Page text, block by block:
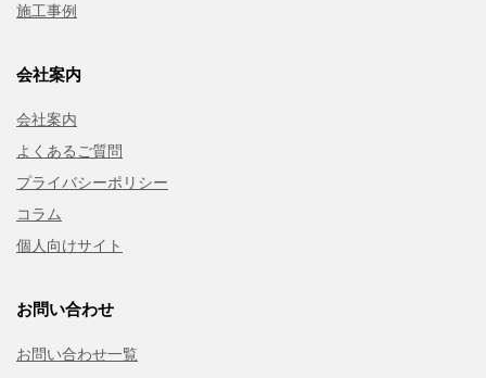
施工事例
会社案内
会社案内
よくあるご質問
プライバシーポリシー
コラム
個人向けサイト
お問い合わせ
お問い合わせ一覧